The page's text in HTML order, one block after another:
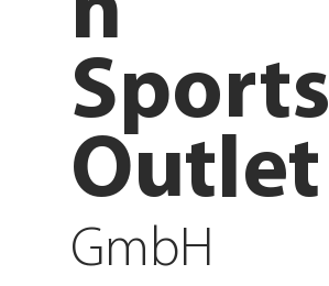
Sports
Outlet
GmbH